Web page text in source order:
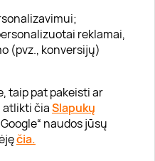
reklamai,
(pvz., konversijų)
taip pat pakeisti ar
čiaSlapukų
naudos jūsų
čia.